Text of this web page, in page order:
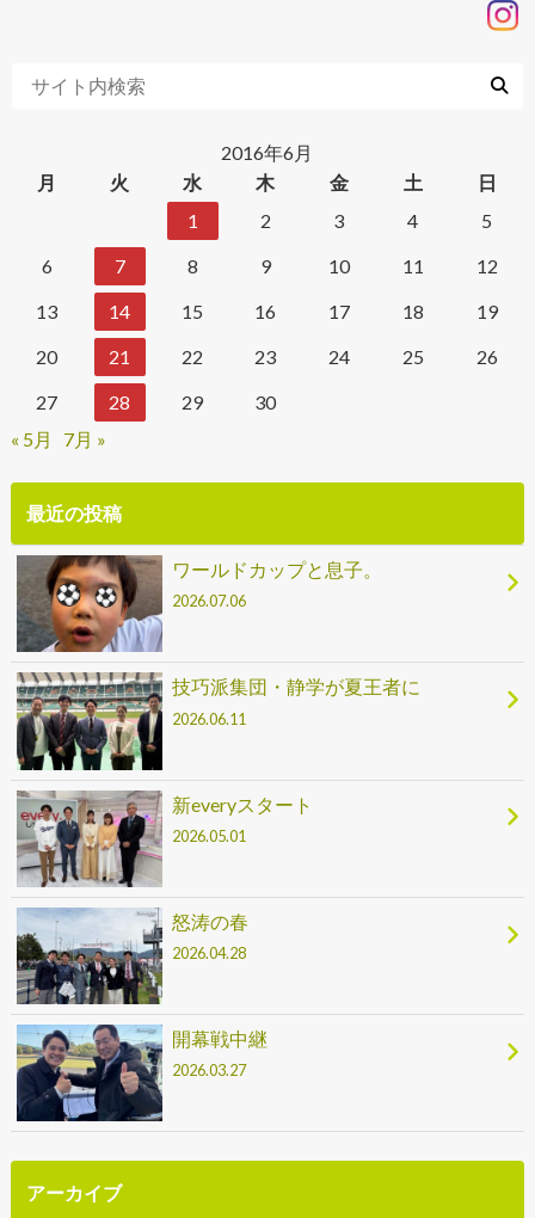
2016年6月
月
火 水 木 金 土
日
1
2 3 4
5
6
7 8 9 10 11
12
13
14 15 16 17 18
19
20
21 22 23 24 25
26
27
28 29
30
« 5月
7月 »
最近の投稿
ワールドカップと息子。
2026.07.06
技巧派集団・静学が夏王者に
2026.06.11
新everyスタート
2026.05.01
怒涛の春
2026.04.28
開幕戦中継
2026.03.27
アーカイブ